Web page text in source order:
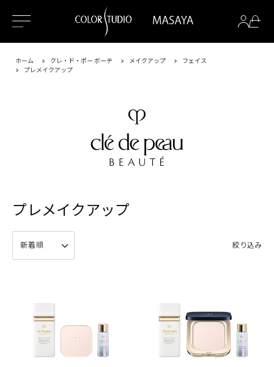
ホーム クレ・ド・ポー ボーテ メイクアップ
フェイス
プレメイクアップ
プレメイクアップ
絞り込み